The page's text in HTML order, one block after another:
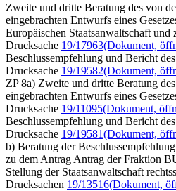
Zweite und dritte Beratung des von
eingebrachten Entwurfs eines
Europäischen Staatsanwaltschaft
Drucksache 19/17963(Dokument,
Beschlussempfehlung und Bericht
Drucksache 19/19582(Dokument,
ZP 8a) Zweite und dritte Beratung
eingebrachten Entwurfs eines
Drucksache 19/11095(Dokument,
Beschlussempfehlung und Bericht
Drucksache 19/19581(Dokument,
b) Beratung der
zu dem Antrag Antrag der Fraktion
Stellung der Staatsanwaltschaft
Drucksachen 19/13516(Dokument,